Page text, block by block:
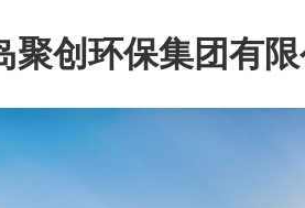
聚创环保集团有